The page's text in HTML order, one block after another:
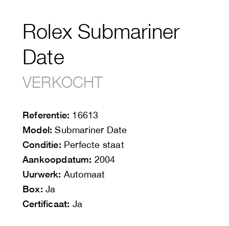
Rolex Submariner
Date
VERKOCHT
Referentie: 16613
Model: Submariner Date
Conditie: Perfecte staat
Aankoopdatum: 2004
Uurwerk: Automaat
Box: Ja
Certificaat: Ja